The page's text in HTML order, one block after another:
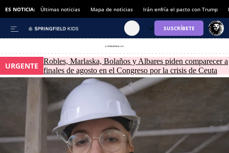
ES NOTICIA: Últimas noticias Mapa de noticias Irán enfría el pacto con Trump
URGENTE
Robles, Marlaska, Bolaños y Albares piden comparecer a
finales de agosto en el Congreso por la crisis de Ceuta